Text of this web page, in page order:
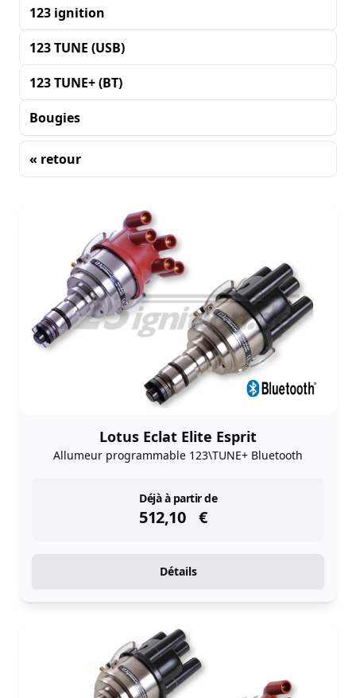
123 ignition
123 TUNE (USB)
123 TUNE+ (BT)
Bougies
« retour
Lotus Eclat Elite Esprit
Allumeur programmable 123\TUNE+ Bluetooth
Déjà à partir de
512,10 €
instock
Détails